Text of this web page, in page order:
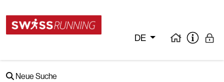
DE
Neue Suche